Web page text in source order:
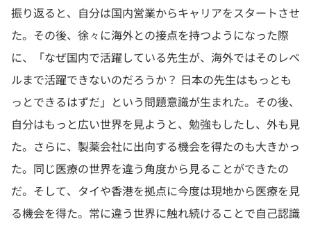
振り返ると、自分は国内営業からキャリアをスタートさせ
た。その後、徐々に海外との接点を持つようになった際
に、「なぜ国内で活躍している先生が、海外ではそのレベ
ルまで活躍できないのだろうか？ 日本の先生はもっとも
っとできるはずだ」という問題意識が生まれた。その後、
自分はもっと広い世界を見ようと、勉強もしたし、外も見
た。さらに、製薬会社に出向する機会を得たのも大きかっ
た。同じ医療の世界を違う角度から見ることができたの
だ。そして、タイや香港を拠点に今度は現地から医療を見
る機会を得た。常に違う世界に触れ続けることで自己認識